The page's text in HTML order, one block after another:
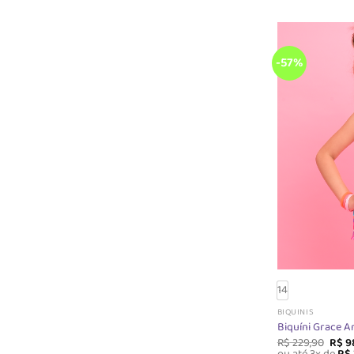
-57%
14
BIQUINIS
Biquíni Grace
R$229,90 O
R$